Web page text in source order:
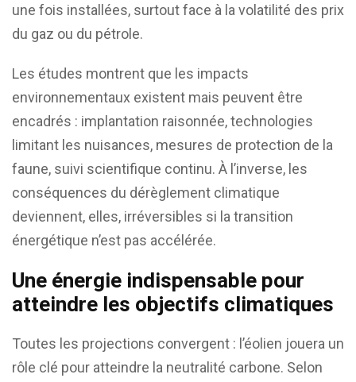
une fois installées, surtout face à la volatilité des prix
du gaz ou du pétrole.
Les études montrent que les impacts
environnementaux existent mais peuvent être
encadrés : implantation raisonnée, technologies
limitant les nuisances, mesures de protection de la
faune, suivi scientifique continu. À l’inverse, les
conséquences du dérèglement climatique
deviennent, elles, irréversibles si la transition
énergétique n’est pas accélérée.
Une énergie indispensable pour
atteindre les objectifs climatiques
Toutes les projections convergent : l’éolien jouera un
rôle clé pour atteindre la neutralité carbone. Selon